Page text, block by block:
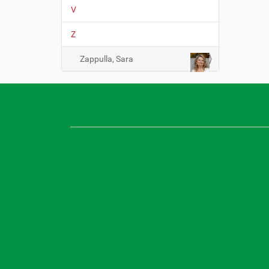
V
Z
Zappulla, Sara